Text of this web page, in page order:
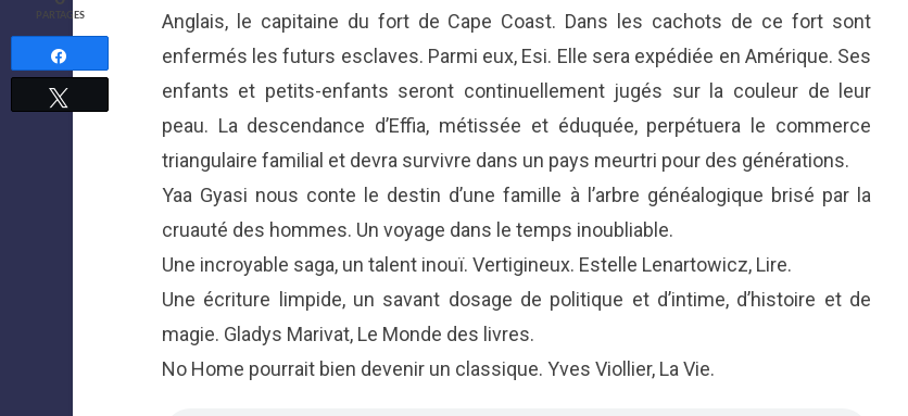
Anglais, le capitaine du fort de Cape Coast. Dans les cachots de ce fort sont
enfermés les futurs esclaves. Parmi eux, Esi. Elle sera expédiée en Amérique. Ses
enfants et petits-enfants seront continuellement jugés sur la couleur de leur
peau. La descendance d’Effia, métissée et éduquée, perpétuera le commerce
triangulaire familial et devra survivre dans un pays meurtri pour des générations.
Yaa Gyasi nous conte le destin d’une famille à l’arbre généalogique brisé par la
cruauté des hommes. Un voyage dans le temps inoubliable.
Une incroyable saga, un talent inouï. Vertigineux. Estelle Lenartowicz, Lire.
Une écriture limpide, un savant dosage de politique et d’intime, d’histoire et de
magie. Gladys Marivat, Le Monde des livres.
No Home pourrait bien devenir un classique. Yves Viollier, La Vie.
PARTAGES